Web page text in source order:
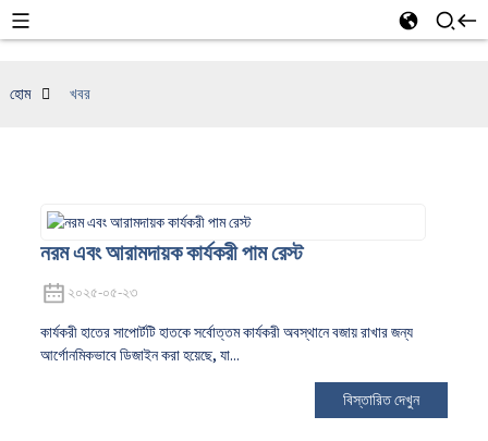
হোম খবর
নরম এবং আরামদায়ক কার্যকরী পাম রেস্ট
২০২৫-০৫-২৩
কার্যকরী হাতের সাপোর্টটি হাতকে সর্বোত্তম কার্যকরী অবস্থানে বজায় রাখার জন্য
আর্গোনমিকভাবে ডিজাইন করা হয়েছে, যা...
বিস্তারিত দেখুন